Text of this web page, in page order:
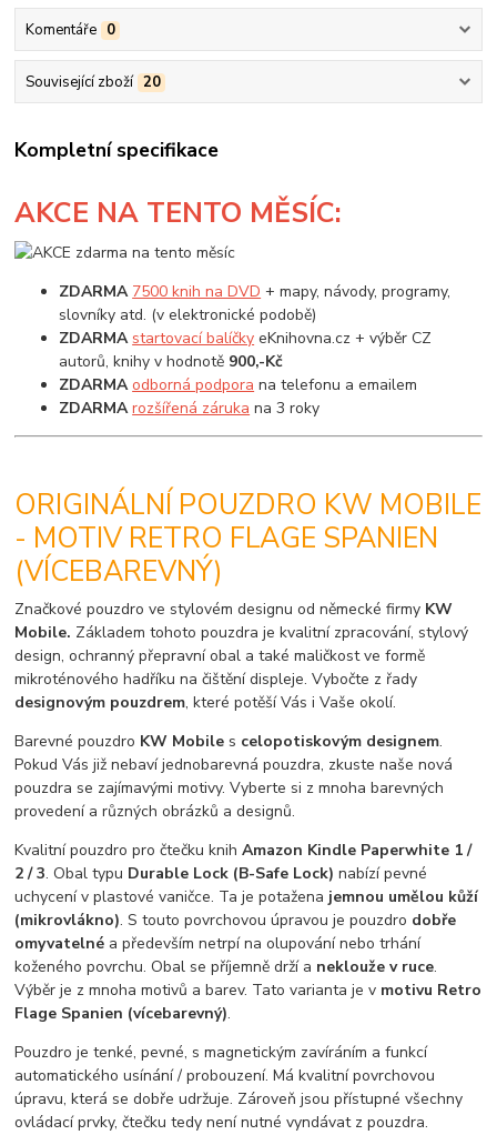
Komentáře 0
Související zboží 20
Kompletní specifikace
AKCE NA TENTO MĚSÍC:
ZDARMA 7500 knih na DVD + mapy, návody, programy,
slovníky atd. (v elektronické podobě)
ZDARMA startovací balíčky eKnihovna.cz + výběr CZ
autorů, knihy v hodnotě 900,-Kč
ZDARMA odborná podpora na telefonu a emailem
ZDARMA rozšířená záruka na 3 roky
ORIGINÁLNÍ POUZDRO KW MOBILE
- MOTIV RETRO FLAGE SPANIEN
(VÍCEBAREVNÝ)
Značkové pouzdro ve stylovém designu od německé firmy KW
Mobile. Základem tohoto pouzdra je kvalitní zpracování, stylový
design, ochranný přepravní obal a také maličkost ve formě
mikroténového hadříku na čištění displeje. Vybočte z řady
designovým pouzdrem, které potěší Vás i Vaše okolí.
Barevné pouzdro KW Mobile s celopotiskovým designem.
Pokud Vás již nebaví jednobarevná pouzdra, zkuste naše nová
pouzdra se zajímavými motivy. Vyberte si z mnoha barevných
provedení a různých obrázků a designů.
Kvalitní pouzdro pro čtečku knihAmazon Kindle Paperwhite 1 /
2 / 3. Obal typu Durable Lock (B-Safe Lock) nabízí pevné
uchycení v plastové vaničce. Ta je potažena jemnou umělou kůží
(mikrovlákno). S touto povrchovou úpravou je pouzdro dobře
omyvatelné a především netrpí na olupování nebo trhání
koženého povrchu. Obal se příjemně drží a neklouže v ruce.
Výběr je z mnoha motivů a barev. Tato varianta je v motivu Retro
Flage Spanien (vícebarevný).
Pouzdro je tenké, pevné, s magnetickým zavíráním a funkcí
automatického usínání / probouzení. Má kvalitní povrchovou
úpravu, která se dobře udržuje. Zároveň jsou přístupné všechny
ovládací prvky, čtečku tedy není nutné vyndávat z pouzdra.